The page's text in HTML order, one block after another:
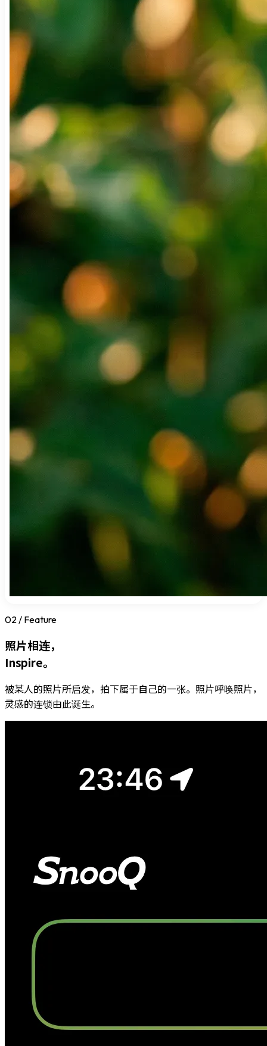
02 / Feature
照片相连，
Inspire。
被某人的照片所启发，拍下属于自己的一张。照片呼唤照片，
灵感的连锁由此诞生。